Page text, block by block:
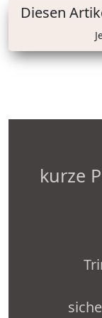
Diesen
kurze